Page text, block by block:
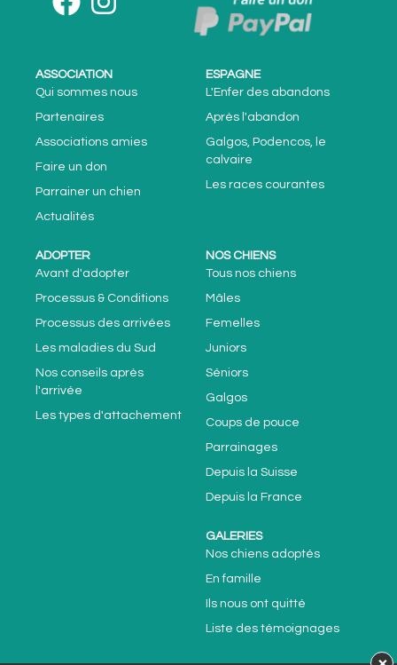
ASSOCIATION
Qui sommes nous
Partenaires
Associations amies
Faire un don
Parrainer un chien
Actualités
ESPAGNE
L'Enfer des abandons
Après l'abandon
Galgos, Podencos, le
calvaire
Les races courantes
ADOPTER
Avant d'adopter
Processus & Conditions
Processus des arrivées
Les maladies du Sud
Nos conseils après
l'arrivée
Les types d'attachement
NOS CHIENS
Tous nos chiens
Mâles
Femelles
Juniors
Séniors
Galgos
Coups de pouce
Parrainages
Depuis la Suisse
Depuis la France
GALERIES
Nos chiens adoptés
En famille
Ils nous ont quitté
Liste des témoignages